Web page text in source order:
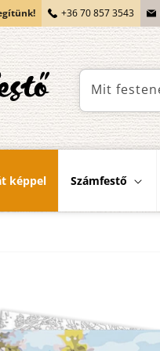
+36 70 857 3543
Mit
képpel Számfestő